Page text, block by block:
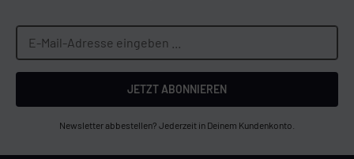
JETZT ABONNIEREN
Newsletter abbestellen? Jederzeit in Deinem Kundenkonto.